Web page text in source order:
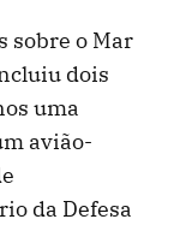
sobre o Mar
dois
uma
avião-
da Defesa